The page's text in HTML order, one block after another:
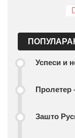
Успеси и
Пролетер
Зашто